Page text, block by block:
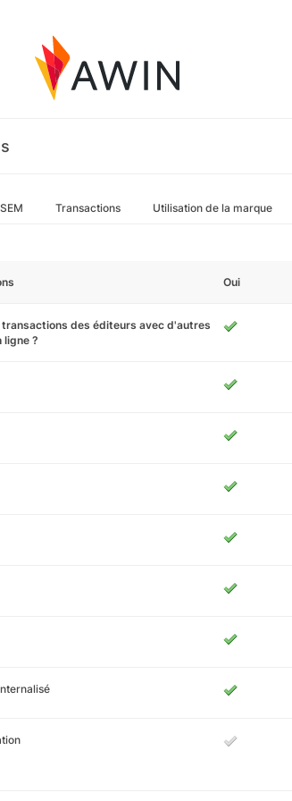
SEM Transactions Utilisation de la marque
Oui
des éditeurs avec d'autres
ligne ?